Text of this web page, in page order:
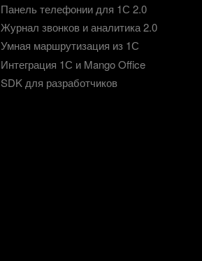
Панель телефонии для 1С 2.0
Журнал звонков и аналитика 2.0
Умная маршрутизация из 1С
Интеграция 1С и Mango Office
SDK для разработчиков